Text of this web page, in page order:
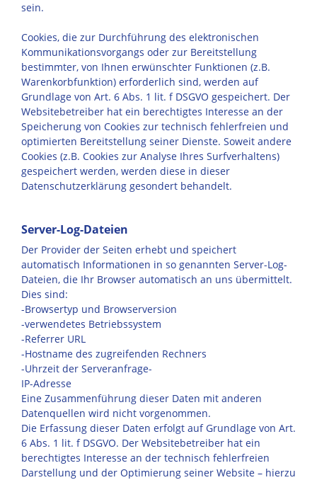
sein.
Cookies, die zur Durchführung des elektronischen
Kommunikationsvorgangs oder zur Bereitstellung
bestimmter, von Ihnen erwünschter Funktionen (z.B.
Warenkorbfunktion) erforderlich sind, werden auf
Grundlage von Art. 6 Abs. 1 lit. f DSGVO gespeichert. Der
Websitebetreiber hat ein berechtigtes Interesse an der
Speicherung von Cookies zur technisch fehlerfreien und
optimierten Bereitstellung seiner Dienste. Soweit andere
Cookies (z.B. Cookies zur Analyse Ihres Surfverhaltens)
gespeichert werden, werden diese in dieser
Datenschutzerklärung gesondert behandelt.
Server-Log-Dateien
Der Provider der Seiten erhebt und speichert
automatisch Informationen in so genannten Server-Log-
Dateien, die Ihr Browser automatisch an uns übermittelt.
Dies sind:
-Browsertyp und Browserversion
-verwendetes Betriebssystem
-Referrer URL
-Hostname des zugreifenden Rechners
-Uhrzeit der Serveranfrage-
IP-Adresse
Eine Zusammenführung dieser Daten mit anderen
Datenquellen wird nicht vorgenommen.
Die Erfassung dieser Daten erfolgt auf Grundlage von Art.
6 Abs. 1 lit. f DSGVO. Der Websitebetreiber hat ein
berechtigtes Interesse an der technisch fehlerfreien
Darstellung und der Optimierung seiner Website – hierzu